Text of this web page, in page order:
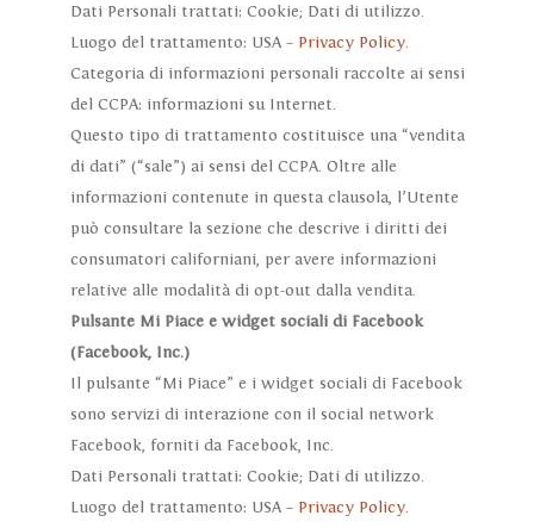
Dati Personali trattati: Cookie; Dati di utilizzo.
Luogo del trattamento: USA – Privacy Policy.
Categoria di informazioni personali raccolte ai sensi
del CCPA: informazioni su Internet.
Questo tipo di trattamento costituisce una “vendita
di dati” (“sale”) ai sensi del CCPA. Oltre alle
informazioni contenute in questa clausola, l’Utente
può consultare la sezione che descrive i diritti dei
consumatori californiani, per avere informazioni
relative alle modalità di opt-out dalla vendita.
Pulsante Mi Piace e widget sociali di Facebook
(Facebook, Inc.)
Il pulsante “Mi Piace” e i widget sociali di Facebook
sono servizi di interazione con il social network
Facebook, forniti da Facebook, Inc.
Dati Personali trattati: Cookie; Dati di utilizzo.
Luogo del trattamento: USA – Privacy Policy.